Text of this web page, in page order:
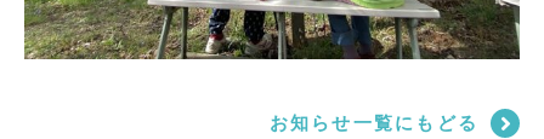
お知らせ一覧にもどる